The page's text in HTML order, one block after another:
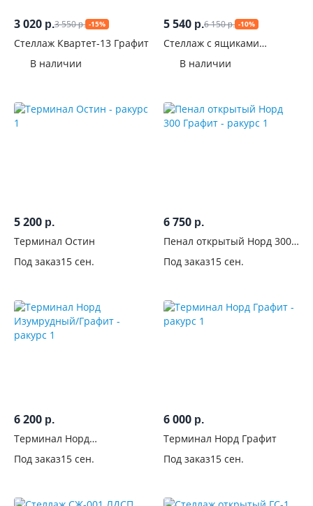
3 020 р.3 550р. -15%
Стеллаж Квартет-13 Графит
В наличии
5 540 р.6 150р. -10%
Стеллаж с ящиками
В наличии
5 200 р.
Терминал Остин
Под заказ15 сен.
6 750 р.
Пенал открытый Норд 300
Под заказ15 сен.
6 200 р.
Терминал Норд
Под заказ15 сен.
6 000 р.
Терминал Норд Графит
Под заказ15 сен.
На
ножках
Комната
Венге
24
Серые
12
Молочный
шимо
8